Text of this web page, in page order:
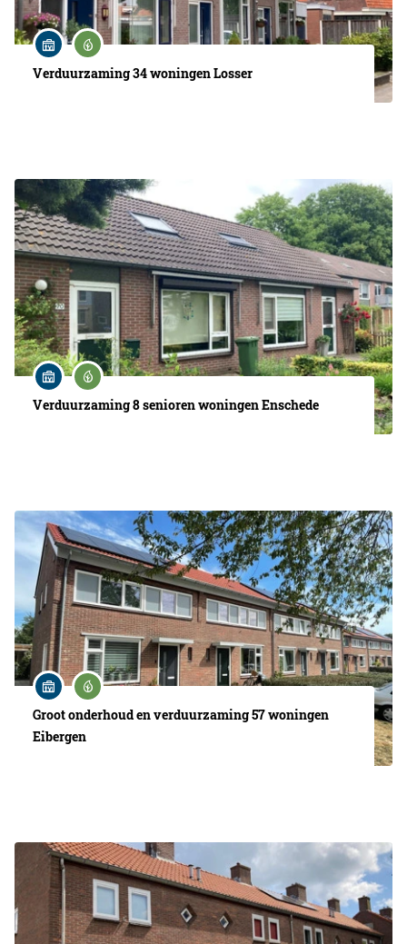
Verduurzaming 34 woningen Losser
Verduurzaming 8 senioren woningen Enschede
Groot onderhoud en verduurzaming 57 woningen
Eibergen